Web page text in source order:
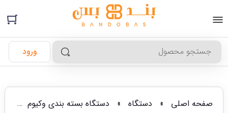
ورود
صفحه اصلی » دستگاه» دستگاه بسته بندی وکیوم»